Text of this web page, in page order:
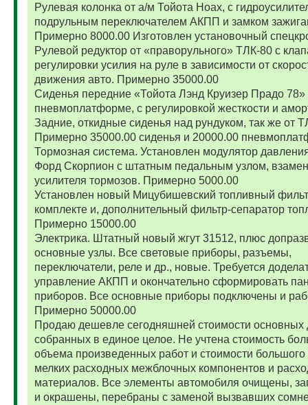
Рулевая колонка от а/м Тойота Ноах, с
подрульным переключателем АКПП и замком
Примерно 8000.00 Изготовлен установочный
Рулевой редуктор от «праворульного» ТЛК-80 с
регулировки усилия на руле в зависимости от
движения авто. Примерно 35000.00
Сиденья передние «Тойота Лэнд Круизер Прадо 78»
пневмоплатформе, с регулировкой жесткости и
Задние, откидные сиденья над рундуком, так же от
Примерно 35000.00 сиденья и 20000.00
Тормозная система. Установлен модулятор
Форд Скорпион с штатным педальным узлом, взамен
усилителя тормозов. Примерно 5000.00
Установлен новый Мицубишевский топливный
комплекте и, дополнительный фильтр-сепаратор
Примерно 15000.00
Электрика. Штатный новый жгут 31512, плюс
основные узлы. Все световые приборы, разъемы,
переключатели, реле и др., новые. Требуется
управление АКПП и окончательно сформировать
приборов. Все основные приборы подключены и
Примерно 50000.00
Продаю дешевле сегодняшней стоимости основных
собранных в единое целое. Не учтена стоимость
объема произведенных работ и стоимости большого
мелких расходных межблочных компонентов и
материалов. Все элементы автомобиля очищены,
и окрашены, перебраны с заменой вызвавших